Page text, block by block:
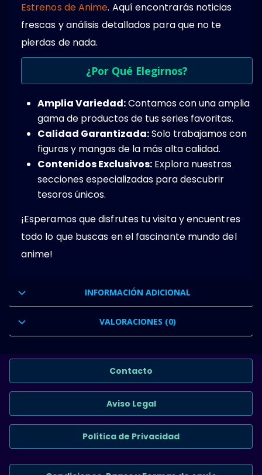
Estrenos de Anime. Aquí encontrarás noticias
frescas y análisis detallados para que no te
pierdas de nada.
¿Por Qué Elegirnos?
Amplia Variedad:Contamos con una amplia
gama de productos de tus series favoritas.
Calidad Garantizada:Solo trabajamos con
figuras y mangas de la más alta calidad.
Contenidos Exclusivos: Explora nuestras
secciones especializadas para descubrir
tesoros únicos.
¡Esperamos que disfrutes tu visita y encuentres
todo lo que buscas en el fascinante mundo del
anime!
INFORMACIÓN ADICIONAL
VALORACIONES (0)
Contacto
Aviso Legal
Política de Privacidad